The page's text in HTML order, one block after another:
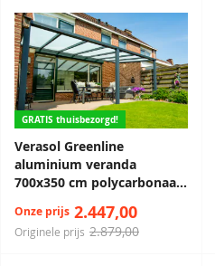
GRATIS thuisbezorgd!
Verasol Greenline
aluminium veranda
700x350 cm polycarbonaat
Originele prijs 2.879,00
Onze prijs 2.447,00